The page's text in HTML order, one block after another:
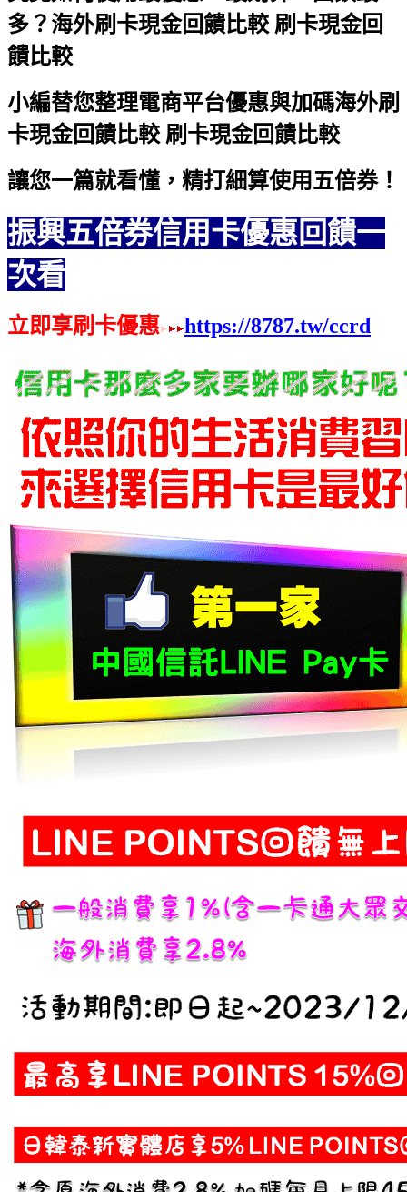
多？ 海外刷卡現金回饋比較 刷卡現金回
饋比較
小編替您整理電商平台優惠與加碼海外刷
卡現金回饋比較 刷卡現金回饋比較
讓您一篇就看懂，精打細算使用五倍券！
振興五倍券信用卡優惠回饋一
次看
立即享刷卡優惠 https://8787.tw/ccrd